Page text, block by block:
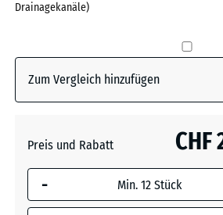
Farbpalette
Rasen(active)
Atlantik
Dunkelgrauer
Drainagekanäle)
Zum Vergleich hinzufügen
Preis und Rabatt
-